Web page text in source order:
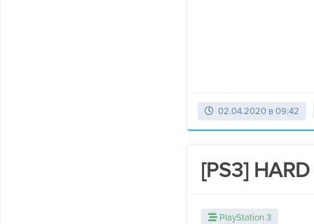
02.04.2020 в 09:42
[PS3]
PlayStation 3